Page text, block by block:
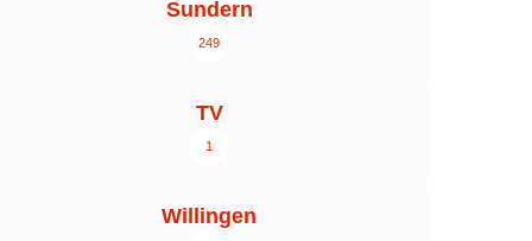
Sundern
249
TV
1
Willingen